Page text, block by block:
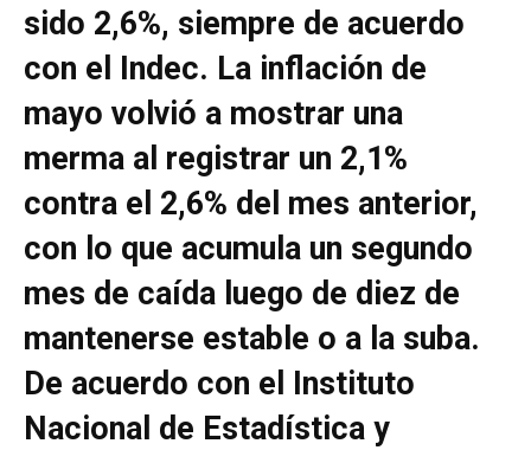
sido 2,6%, siempre de acuerdo
con el Indec. La inflación de
mayo volvió a mostrar una
merma al registrar un 2,1%
contra el 2,6% del mes anterior,
con lo que acumula un segundo
mes de caída luego de diez de
mantenerse estable o a la suba.
De acuerdo con el Instituto
Nacional de Estadística y